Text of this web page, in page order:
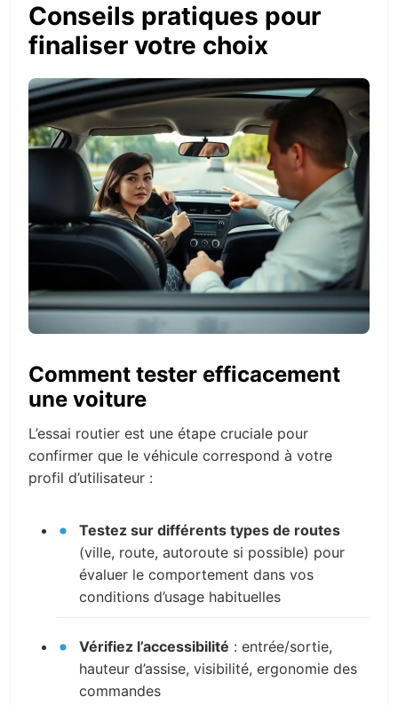
Conseils pratiques pour
finaliser votre choix
Comment tester efficacement
une voiture
L’essai routier est une étape cruciale pour
confirmer que le véhicule correspond à votre
profil d’utilisateur :
Testez sur différents types de routes
(ville, route, autoroute si possible) pour
évaluer le comportement dans vos
conditions d’usage habituelles
Vérifiez l’accessibilité : entrée/sortie,
hauteur d’assise, visibilité, ergonomie des
commandes